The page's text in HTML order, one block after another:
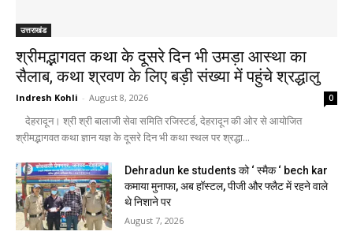
उत्तराखंड
श्रीमद्भागवत कथा के दूसरे दिन भी उमड़ा आस्था का
सैलाब, कथा श्रवण के लिए बड़ी संख्या में पहुंचे श्रद्धालु
Indresh Kohli - August 8, 2026 0
देहरादून। श्री श्री बालाजी सेवा समिति रजिस्टर्ड, देहरादून की ओर से आयोजित
श्रीमद्भागवत कथा ज्ञान यज्ञ के दूसरे दिन भी कथा स्थल पर श्रद्धा...
Dehradun ke students को ‘ स्मैक ‘ bech kar
कमाया मुनाफा, अब हॉस्टल, पीजी और फ्लैट में रहने वाले
थे निशाने पर
August 7, 2026